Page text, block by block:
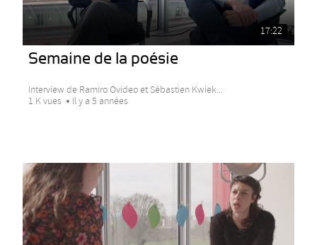
17:22
Semaine de la poésie
Interview de Ramiro Ovideo et Sébastien Kwiek...
1 K vues
Il y a 5 années